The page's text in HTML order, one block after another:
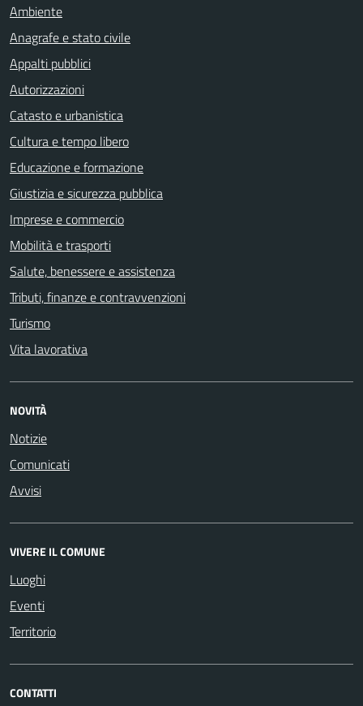
Ambiente
Anagrafe e stato civile
Appalti pubblici
Autorizzazioni
Catasto e urbanistica
Cultura e tempo libero
Educazione e formazione
Giustizia e sicurezza pubblica
Imprese e commercio
Mobilità e trasporti
Salute, benessere e assistenza
Tributi, finanze e contravvenzioni
Turismo
Vita lavorativa
NOVITÀ
Notizie
Comunicati
Avvisi
VIVERE IL COMUNE
Luoghi
Eventi
Territorio
CONTATTI